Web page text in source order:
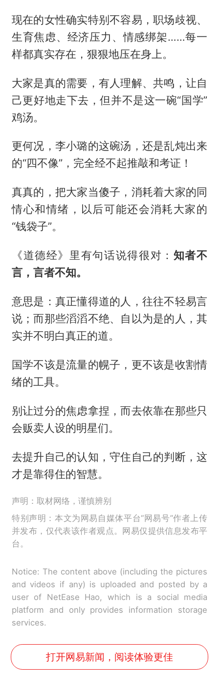
现在的女性确实特别不容易，职场歧视、
生育焦虑、经济压力、情感绑架……每一
样都真实存在，狠狠地压在身上。
大家是真的需要，有人理解、共鸣，让自
己更好地走下去，但并不是这一碗“国学”
鸡汤。
更何况，李小璐的这碗汤，还是乱炖出来
的“四不像”，完全经不起推敲和考证！
真真的，把大家当傻子，消耗着大家的同
情心和情绪，以后可能还会消耗大家的
“钱袋子”。
《道德经》里有句话说得很对： 知者不
言，言者不知。
意思是：真正懂得道的人，往往不轻易言
说；而那些滔滔不绝、自以为是的人，其
实并不明白真正的道。
国学不该是流量的幌子，更不该是收割情
绪的工具。
别让过分的焦虑拿捏，而去依靠在那些只
会贩卖人设的明星们。
去提升自己的认知，守住自己的判断，这
才是靠得住的智慧。­
声明：取材网络，谨慎辨别
特别声明：本文为网易自媒体平台“网易号”作者上传
并发布，仅代表该作者观点。网易仅提供信息发布平
台。
Notice: The content above (including the pictures
and videos if any) is uploaded and posted by a
user of NetEase Hao, which is a social media
platform and only provides information storage
services.
打开网易新闻，阅读体验更佳